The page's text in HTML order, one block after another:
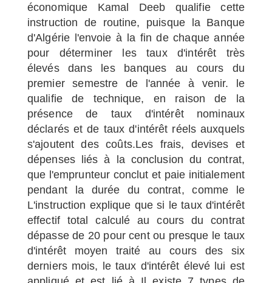
économique Kamal Deeb qualifie cette
instruction de routine, puisque la Banque
d'Algérie l'envoie à la fin de chaque année
pour déterminer les taux d'intérêt très
élevés dans les banques au cours du
premier semestre de l'année à venir. le
qualifie de technique, en raison de la
présence de taux d'intérêt nominaux
déclarés et de taux d'intérêt réels auxquels
s'ajoutent des coûts.Les frais, devises et
dépenses liés à la conclusion du contrat,
que l'emprunteur conclut et paie initialement
pendant la durée du contrat, comme le
L'instruction explique que si le taux d'intérêt
effectif total calculé au cours du contrat
dépasse de 20 pour cent ou presque le taux
d'intérêt moyen traité au cours des six
derniers mois, le taux d'intérêt élevé lui est